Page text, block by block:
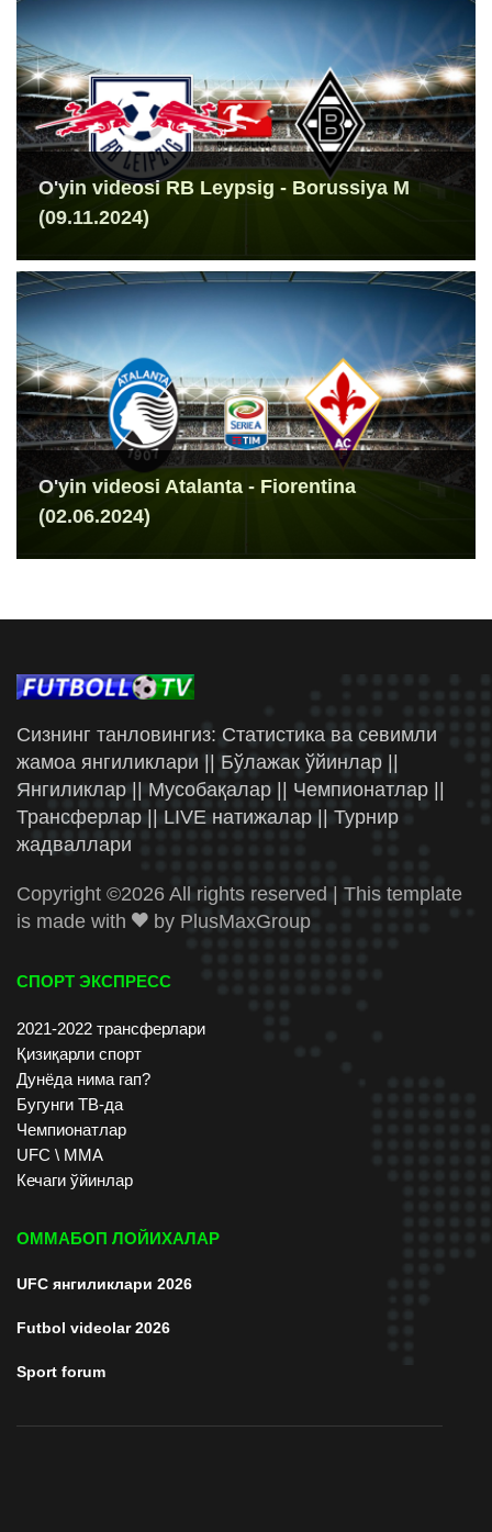
O'yin videosi RB Leypsig - Borussiya M
(09.11.2024)
O'yin videosi Atalanta - Fiorentina
(02.06.2024)
Сизнинг танловингиз: Статистика ва севимли
жамоа янгиликлари || Бўлажак ўйинлар ||
Янгиликлар || Мусобақалар || Чемпионатлар ||
Трансферлар || LIVE натижалар || Турнир
жадваллари
Copyright ©2026 All rights reserved | This template
is made with
by PlusMaxGroup
СПОРТ ЭКСПРЕСС
2021-2022 трансферлари
Қизиқарли спорт
Дунёда нима гап?
Бугунги ТВ-да
Чемпионатлар
UFC \ ММА
Кечаги ўйинлар
ОММАБОП ЛОЙИХАЛАР
UFC янгиликлари 2026
Futbol videolar 2026
Sport forum